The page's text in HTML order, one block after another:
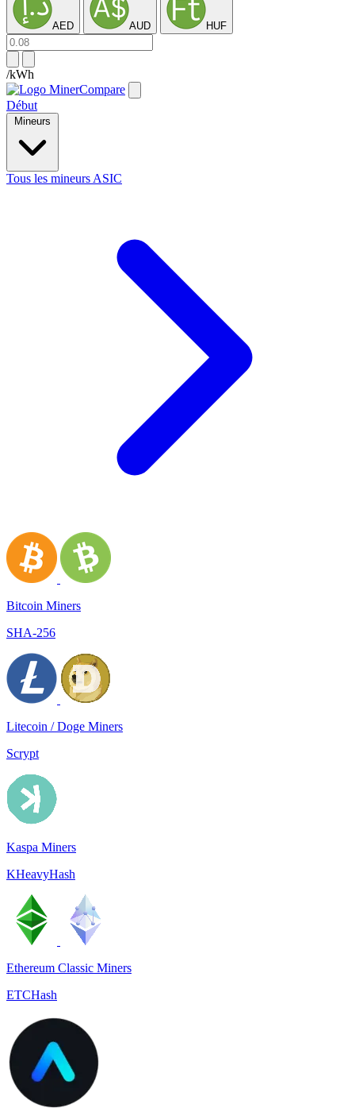
AED AUD HUF
/kWh
Début
Mineurs
Tous les mineurs ASIC
Bitcoin Miners
SHA-256
Litecoin / Doge Miners
Scrypt
Kaspa Miners
KHeavyHash
Ethereum Classic Miners
ETCHash